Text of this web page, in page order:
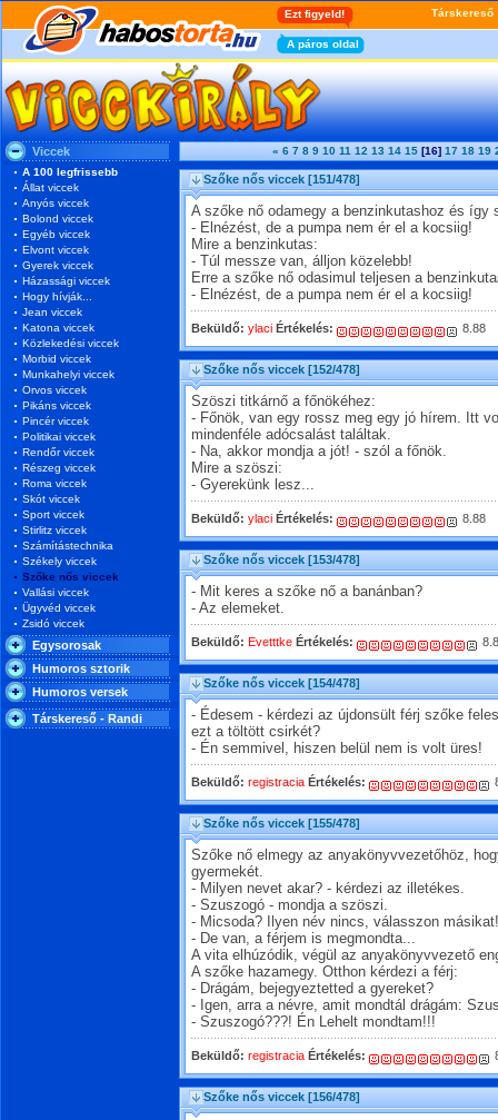
Viccek
A 100 legfrissebb
Állat viccek
Anyós viccek
Bolond viccek
Egyéb viccek
Elvont viccek
Gyerek viccek
Házassági viccek
Hogy hívják...
Jean viccek
Katona viccek
Közlekedési viccek
Morbid viccek
Munkahelyi viccek
Orvos viccek
Pikáns viccek
Pincér viccek
Politikai viccek
Rendőr viccek
Részeg viccek
Roma viccek
Skót viccek
Sport viccek
Stirlitz viccek
Számítástechnika
Székely viccek
Szőke nős viccek
Vallási viccek
Ügyvéd viccek
Zsidó viccek
Egysorosak
Humoros sztorik
Humoros versek
Társkereső - Randi
« 6 7 8 9 10 11 12 13 14 15 [16] 17 18 19
Szőke nős viccek [151/478]
A szőke nő odamegy a benzinkutashoz és így
- Elnézést, de a pumpa nem ér el a kocsiig!
Mire a benzinkutas:
- Túl messze van, álljon közelebb!
Erre a szőke nő odasimul teljesen a
- Elnézést, de a pumpa nem ér el a kocsiig!
Beküldő: ylaci Értékelés: 8.88
Szőke nős viccek [152/478]
Szöszi titkárnő a főnökéhez:
- Főnök, van egy rossz meg egy jó hírem. Itt
mindenféle adócsalást találtak.
- Na, akkor mondja a jót! - szól a főnök.
Mire a szöszi:
- Gyerekünk lesz...
Beküldő: ylaci Értékelés: 8.88
Szőke nős viccek [153/478]
- Mit keres a szőke nő a banánban?
- Az elemeket.
Beküldő: Evetttke Értékelés:
Szőke nős viccek [154/478]
- Édesem - kérdezi az újdonsült férj szőke
ezt a töltött csirkét?
- Én semmivel, hiszen belül nem is volt üres!
Beküldő: registracia Értékelés:
Szőke nős viccek [155/478]
Szőke nő elmegy az anyakönyvvezetőhöz,
gyermekét.
- Milyen nevet akar? - kérdezi az illetékes.
- Szuszogó - mondja a szöszi.
- Micsoda? Ilyen név nincs, válasszon másikat!
- De van, a férjem is megmondta...
A vita elhúzódik, végül az anyakönyvvezető
A szőke hazamegy. Otthon kérdezi a férj:
- Drágám, bejegyeztetted a gyereket?
- Igen, arra a névre, amit mondtál drágám:
- Szuszogó???! Én Lehelt mondtam!!!
Beküldő: registracia Értékelés:
Szőke nős viccek [156/478]